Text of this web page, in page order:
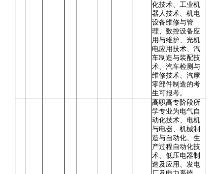
化技术、工业机
器人技术、机电
设备维修与管
理、数控设备应
用与维护、光机
电应用技术、汽
车制造与装配技
术、汽车检测与
维修技术、汽摩
零部件制造的考
生可报考。
高职高专阶段所
学专业为电气自
动化技术、电机
与电器、机械制
造与自动化、生
产过程自动化技
术、低压电器制
造及应用、发电